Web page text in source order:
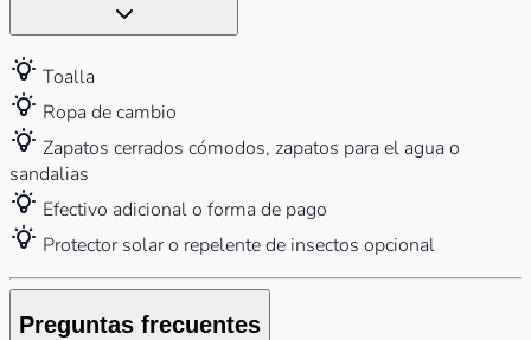
Toalla
Ropa de cambio
Zapatos cerrados cómodos, zapatos para el agua o
sandalias
Efectivo adicional o forma de pago
Protector solar o repelente de insectos opcional
Preguntas frecuentes